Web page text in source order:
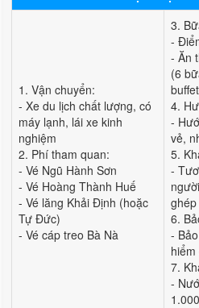
1. Vận chuyển:
- Xe du lịch chất lượng, có
máy lạnh, lái xe kinh
nghiệm
2. Phí tham quan:
- Vé Ngũ Hành Sơn
- Vé Hoàng Thành Huế
- Vé lăng Khải Định (hoặc
Tự Đức)
- Vé cáp treo Bà Nà
3.
-
- Ăn
(6
4.
-
vẻ,
5.
-
6.
-
hiểm
7.
-